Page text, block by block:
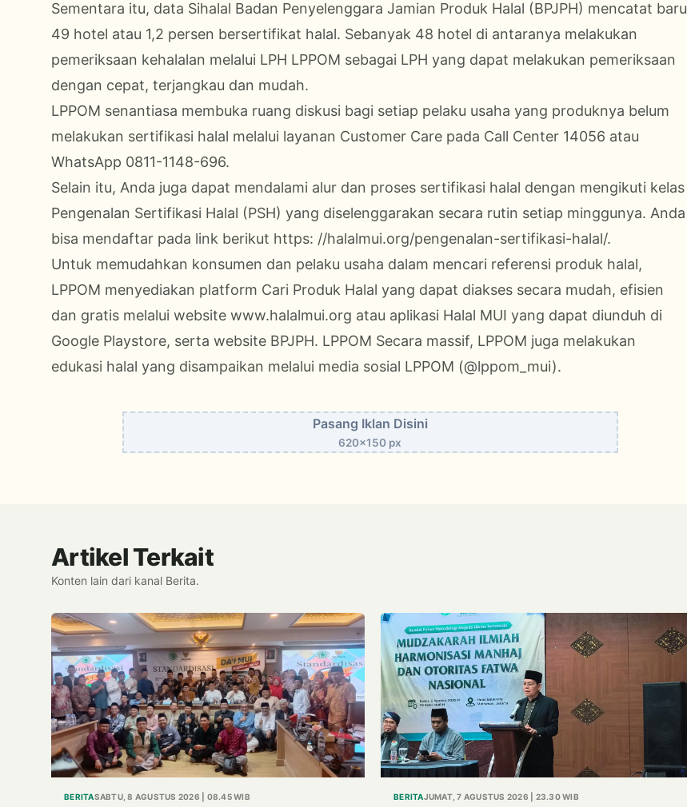
Sementara itu, data Sihalal Badan Penyelenggara Jamian Produk Halal (BPJPH) mencatat baru
49 hotel atau 1,2 persen bersertifikat halal. Sebanyak 48 hotel di antaranya melakukan
pemeriksaan kehalalan melalui LPH LPPOM sebagai LPH yang dapat melakukan pemeriksaan
dengan cepat, terjangkau dan mudah.
LPPOM senantiasa membuka ruang diskusi bagi setiap pelaku usaha yang produknya belum
melakukan sertifikasi halal melalui layanan Customer Care pada Call Center 14056 atau
WhatsApp 0811-1148-696.
Selain itu, Anda juga dapat mendalami alur dan proses sertifikasi halal dengan mengikuti kelas
Pengenalan Sertifikasi Halal (PSH) yang diselenggarakan secara rutin setiap minggunya. Anda
bisa mendaftar pada link berikut https: //halalmui.org/pengenalan-sertifikasi-halal/.
Untuk memudahkan konsumen dan pelaku usaha dalam mencari referensi produk halal,
LPPOM menyediakan platform Cari Produk Halal yang dapat diakses secara mudah, efisien
dan gratis melalui website www.halalmui.org atau aplikasi Halal MUI yang dapat diunduh di
Google Playstore, serta website BPJPH. LPPOM Secara massif, LPPOM juga melakukan
edukasi halal yang disampaikan melalui media sosial LPPOM (@lppom_mui).
Pasang Iklan Disini
620x150 px
Artikel Terkait
Konten lain dari kanal Berita.
BERITASABTU, 8 AGUSTUS 2026 | 08.45 WIB BERITAJUMAT, 7 AGUSTUS 2026 | 23.30 WIB